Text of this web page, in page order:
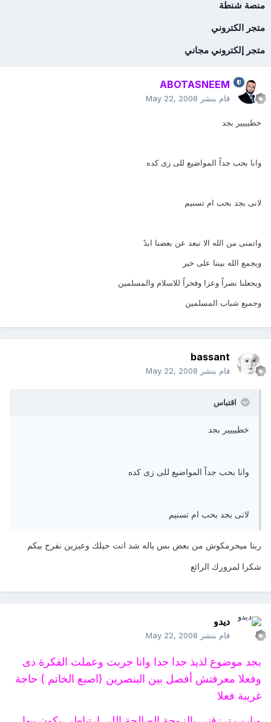
منصة شنطة
متجر الكتروني
متجر إلكتروني مجاني
ABOTASNEEM
قام بنشر May 22, 2008
خطيييير بجد
وانا بحب جداً المواضيع للى زى كده
لانى بجد بحب ام تسنيم
واتمنى من الله الا نبعد عن بعضنا ابدً
ويجمع الله بيننا على خير
ويجعلنا نصراً وعزا وفخراً للاسلام والمسلمين
وجميع شباب المسلمين
bassant
قام بنشر May 22, 2008
اقتباس
خطيييير بجد
وانا بحب جداً المواضيع للى زى كده
لانى بجد بحب ام تسنيم
ربنا ميحرمكوش من بعض بس ياله شد انت حيلك وعيزين نفرح بيكم
شكرا لمرورك الرائع
ديدو
قام بنشر May 22, 2008
بجد موضوع لذيذ جدا جدا وانا جربت وعملت الفكرة دى
وفعلا معرفتش أفصل بين البنصرين (اصبع الخاتم ) حاجة
غريبة فعلا